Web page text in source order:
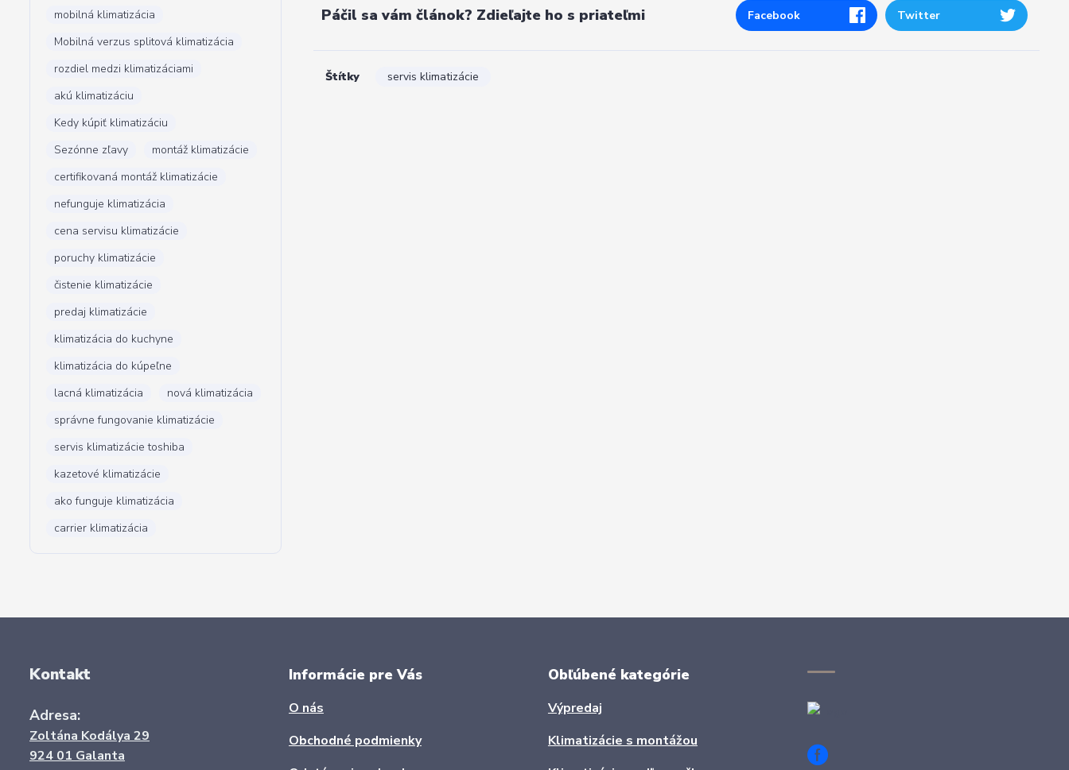
mobilná klimatizácia
Mobilná verzus splitová klimatizácia
rozdiel medzi klimatizáciami
akú klimatizáciu
Kedy kúpiť klimatizáciu
Sezónne zľavy
montáž klimatizácie
certifikovaná montáž klimatizácie
nefunguje klimatizácia
cena servisu klimatizácie
poruchy klimatizácie
čistenie klimatizácie
predaj klimatizácie
klimatizácia do kuchyne
klimatizácia do kúpeľne
lacná klimatizácia
nová klimatizácia
správne fungovanie klimatizácie
servis klimatizácie toshiba
kazetové klimatizácie
ako funguje klimatizácia
carrier klimatizácia
Páčil sa vám článok? Zdieľajte ho s priateľmi Facebook Twitter
Štítky servis klimatizácie
Kontakt
Adresa:
Zoltána Kodálya 29
924 01 Galanta
Informácie pre Vás
O nás
Obchodné podmienky
Obľúbené kategórie
Výpredaj
Klimatizácie s montážou